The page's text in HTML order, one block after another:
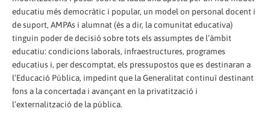
educatiu més democràtic i popular, un model on personal docent i
de suport, AMPAs i alumnat (és a dir, la comunitat educativa)
tinguin poder de decisió sobre tots els assumptes de l’àmbit
educatiu: condicions laborals, infraestructures, programes
educatius i, per descomptat, els pressupostos que es destinaran a
l’Educació Pública, impedint que la Generalitat continuï destinant
fons a la concertada i avançant en la privatització i
l’externalització de la pública.